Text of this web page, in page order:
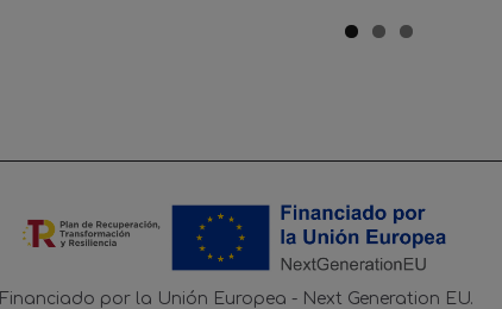
Financiado por la Unión Europea - Next Generation EU.